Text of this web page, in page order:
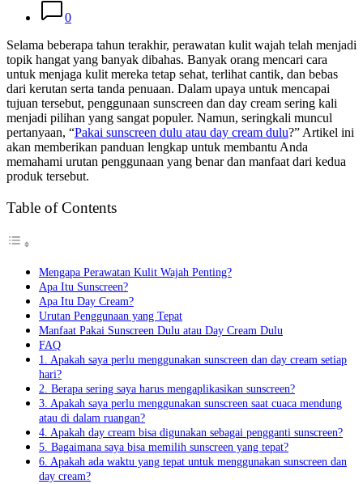
0
Selama beberapa tahun terakhir, perawatan kulit wajah telah menjadi
topik hangat yang banyak dibahas. Banyak orang mencari cara
untuk menjaga kulit mereka tetap sehat, terlihat cantik, dan bebas
dari kerutan serta tanda penuaan. Dalam upaya untuk mencapai
tujuan tersebut, penggunaan sunscreen dan day cream sering kali
menjadi pilihan yang sangat populer. Namun, seringkali muncul
pertanyaan, “Pakai sunscreen dulu atau day cream dulu?” Artikel ini
akan memberikan panduan lengkap untuk membantu Anda
memahami urutan penggunaan yang benar dan manfaat dari kedua
produk tersebut.
Table of Contents
Mengapa Perawatan Kulit Wajah Penting?
Apa Itu Sunscreen?
Apa Itu Day Cream?
Urutan Penggunaan yang Tepat
Manfaat Pakai Sunscreen Dulu atau Day Cream Dulu
FAQ
1. Apakah saya perlu menggunakan sunscreen dan day cream setiap
hari?
2. Berapa sering saya harus mengaplikasikan sunscreen?
3. Apakah saya perlu menggunakan sunscreen saat cuaca mendung
atau di dalam ruangan?
4. Apakah day cream bisa digunakan sebagai pengganti sunscreen?
5. Bagaimana saya bisa memilih sunscreen yang tepat?
6. Apakah ada waktu yang tepat untuk menggunakan sunscreen dan
day cream?